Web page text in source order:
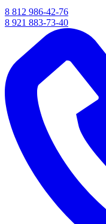
8 812 986-42-76
8 921 883-73-40